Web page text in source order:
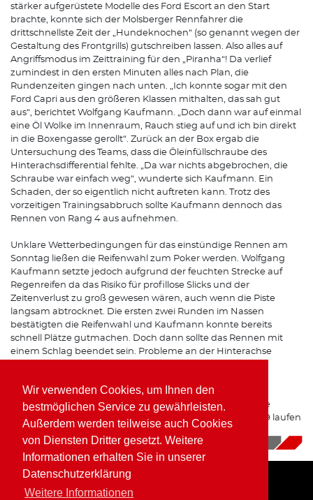
Wir verwenden Cookies, um Ihnen den
bestmöglichen Service zu gewährleisten.
Außerdem werden teilweise auch Cookies
von Diensten Dritter gesetzt. Weitere
Informationen erhalten Sie in unserer
Datenschutzerklärung
Weitere Informationen
stärker aufgerüstete Modelle des Ford Escort an den Start
brachte, konnte sich der Molsberger Rennfahrer die
drittschnellste Zeit der „Hundeknochen“ (so genannt wegen der
Gestaltung des Frontgrills) gutschreiben lassen. Also alles auf
Angriffsmodus im Zeittraining für den „Piranha“! Da verlief
zumindest in den ersten Minuten alles nach Plan, die
Rundenzeiten gingen nach unten. „Ich konnte sogar mit den
Ford Capri aus den größeren Klassen mithalten, das sah gut
aus“, berichtet Wolfgang Kaufmann. „Doch dann war auf einmal
eine Öl Wolke im Innenraum, Rauch stieg auf und ich bin direkt
in die Boxengasse gerollt“. Zurück an der Box ergab die
Untersuchung des Teams, dass die Öleinfüllschraube des
Hinterachsdifferential fehlte. „Da war nichts abgebrochen, die
Schraube war einfach weg“, wunderte sich Kaufmann. Ein
Schaden, der so eigentlich nicht auftreten kann. Trotz des
vorzeitigen Trainingsabbruch sollte Kaufmann dennoch das
Rennen von Rang 4 aus aufnehmen.
Unklare Wetterbedingungen für das einstündige Rennen am
Sonntag ließen die Reifenwahl zum Poker werden. Wolfgang
Kaufmann setzte jedoch aufgrund der feuchten Strecke auf
Regenreifen da das Risiko für profillose Slicks und der
Zeitenverlust zu groß gewesen wären, auch wenn die Piste
langsam abtrocknet. Die ersten zwei Runden im Nassen
bestätigten die Reifenwahl und Kaufmann konnte bereits
schnell Plätze gutmachen. Doch dann sollte das Rennen mit
einem Schlag beendet sein. Probleme an der Hinterachse
Leider ging die Saison 2018 für Wolfgang Kaufmann ohne
zählbares Ergebnis zu Ende, doch die Planungen für 2019 laufen
06.11.2018|
Home Impressum